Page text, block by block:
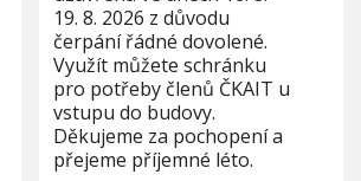
19. 8. 2026 z důvodu
čerpání řádné dovolené.
Využít můžete schránku
pro potřeby členů ČKAIT u
vstupu do budovy.
Děkujeme za pochopení a
přejeme příjemné léto.